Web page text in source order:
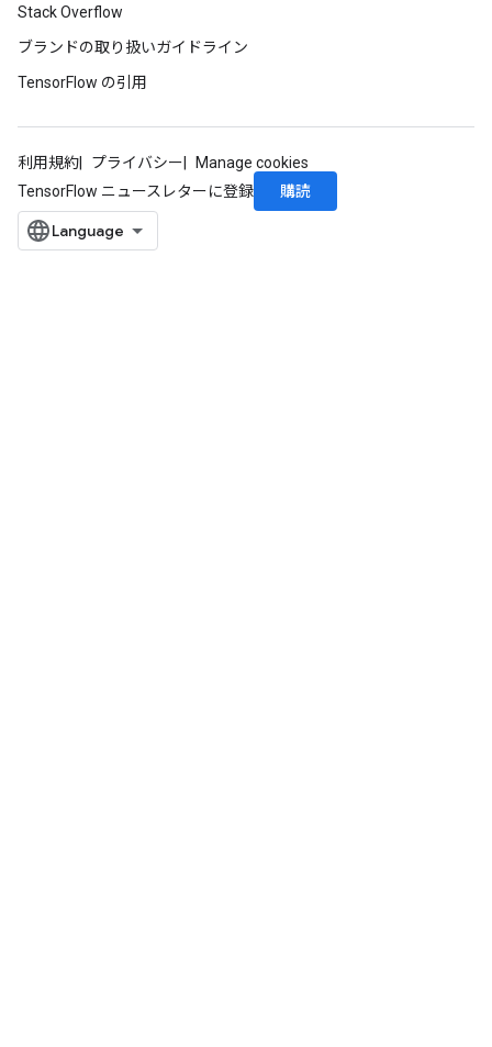
Stack Overflow
ブランドの取り扱いガイドライン
TensorFlow の引用
利用規約 プライバシー
Manage cookies
TensorFlow ニュースレターに登録
購読